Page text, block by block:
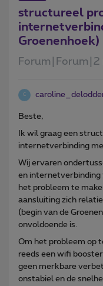
structureel
Groenenhoek)
Forum|Forum|2
C
Beste,
Ik wil graag een
internetverbinding
Wij ervaren
en internetverbinding
het probleem te
aansluiting zich
(begin van de
onvoldoende is.
Om het probleem op
reeds een wifi
geen merkbare
onstabiel en de